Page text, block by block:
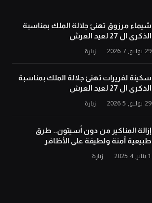
شيماء مرزوق تهنئ جلالة الملك بمناسبة
الذكرى ال 27 لعيد العرش
29 يوليو, 2026 7 زيارة
سكينة لفريرات تهنئ جلالة الملك بمناسبة
الذكرى ال 27 لعيد العرش
29 يوليو, 2026 5 زيارة
إزالة المناكير من دون أسيتون.. طرق
طبيعية آمنة ولطيفة على الأظافر
1 يناير, 2025 4 زيارة